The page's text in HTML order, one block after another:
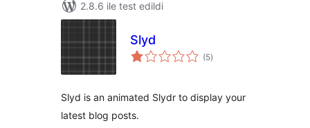
2.8.6 ile test edildi
Slyd
(5toplam
puan
)
Slyd is an animated Slydr to display your
latest blog posts.